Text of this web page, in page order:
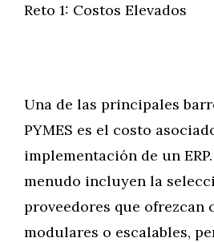
Reto 1: Costos Elevados
Una de las principales
PYMES es el costo
implementación de un
menudo incluyen la
proveedores que ofrezcan
modulares o escalables,